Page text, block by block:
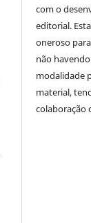
com o
editorial.
oneroso
não
modalidade
material,
colaboração